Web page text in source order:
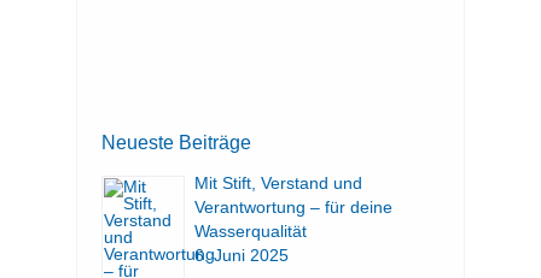
Neueste Beiträge
Mit Stift, Verstand und
Verantwortung – für deine
Wasserqualität
6. Juni 2025